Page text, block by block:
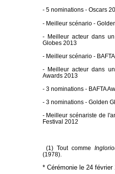
- 5 nominations - Oscars
- Meilleur scénario -
- Meilleur acteur dans
Globes 2013
- Meilleur scénario -
- Meilleur acteur dans
Awards 2013
- 3 nominations - BAFTA
- 3 nominations - Golden
- Meilleur scénariste de
Festival 2012
(1) Tout comme
(1978).
* Cérémonie le 24 février